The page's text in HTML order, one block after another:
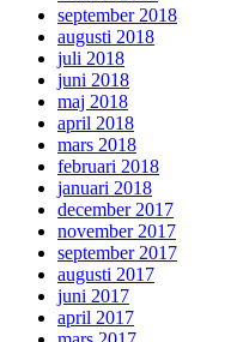
september 2018
augusti 2018
juli 2018
juni 2018
maj 2018
april 2018
mars 2018
februari 2018
januari 2018
december 2017
november 2017
september 2017
augusti 2017
juni 2017
april 2017